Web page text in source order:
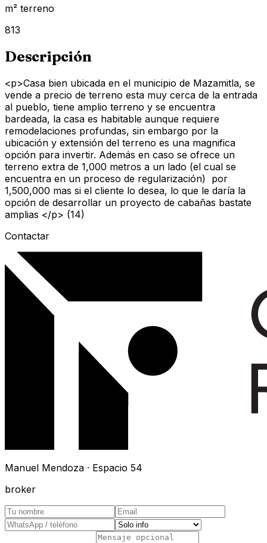
m² terreno
813
Descripción
<p>Casa bien ubicada en el municipio de Mazamitla, se
vende a precio de terreno esta muy cerca de la entrada
al pueblo, tiene amplio terreno y se encuentra
bardeada, la casa es habitable aunque requiere
remodelaciones profundas, sin embargo por la
ubicación y extensión del terreno es una magnifica
opción para invertir. Además en caso se ofrece un
terreno extra de 1,000 metros a un lado (el cual se
encuentra en un proceso de regularización) por
1,500,000 mas si el cliente lo desea, lo que le daría la
opción de desarrollar un proyecto de cabañas bastate
amplias </p> (14)
Contactar
Manuel Mendoza · Espacio 54
broker